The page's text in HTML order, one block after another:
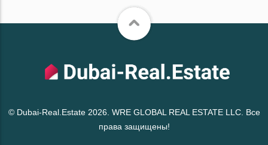
© Dubai-Real.Estate 2026. WRE GLOBAL REAL ESTATE LLC. Все
права защищены!